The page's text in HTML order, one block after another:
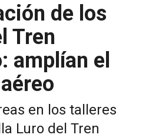
de los
Tren
amplían el
en los talleres
Luro del Tren